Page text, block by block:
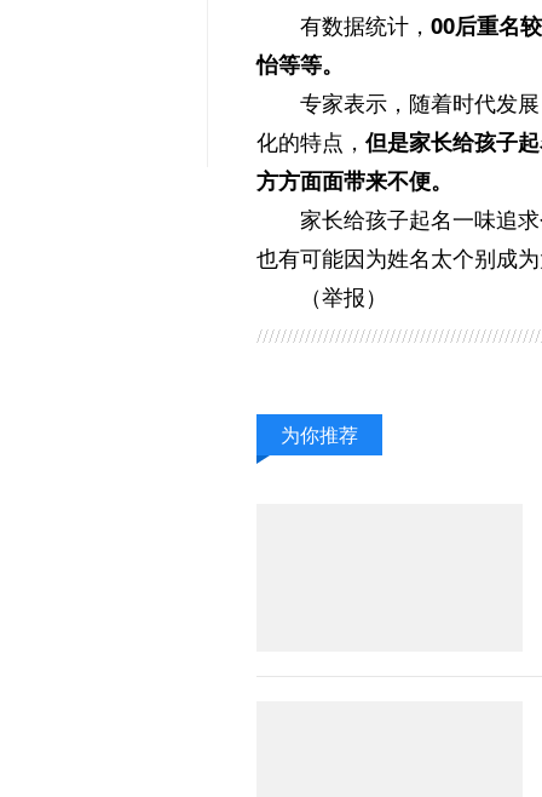
有数据统计， 00后重名
怡等等。
专家表示，随着时代发
化的特点， 但是家长给孩子
方方面面带来不便。
家长给孩子起名一味追
也有可能因为姓名太个别成
（举报）
为你推荐